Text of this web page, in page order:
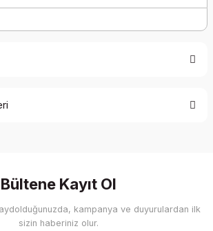
Bültene Kayıt Ol
kampanya ve duyurulardan ilk
sizin haberiniz olur.